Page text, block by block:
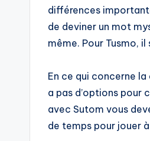
différences
de deviner un mot
même. Pour Tusmo,
En ce qui concerne
a pas d’options pour
avec Sutom vous
de temps pour jouer